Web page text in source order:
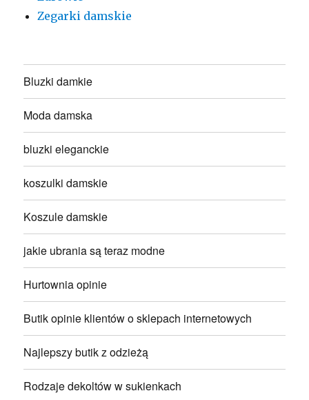
Zegarki damskie
Bluzki damkie
Moda damska
bluzki eleganckie
koszulki damskie
Koszule damskie
jakie ubrania są teraz modne
Hurtownia opinie
Butik opinie klientów o sklepach internetowych
Najlepszy butik z odzieżą
Rodzaje dekoltów w sukienkach